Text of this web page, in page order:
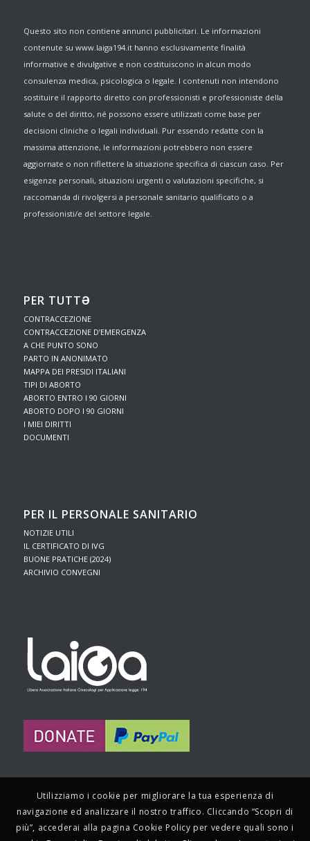
Questo sito non contiene annunci pubblicitari. Le informazioni
contenute su www.laiga194.it hanno esclusivamente finalità
informative e divulgative e non costituiscono in alcun modo
consulenza medica, psicologica o legale. I contenuti non intendono
sostituire il rapporto diretto con professionisti e professioniste della
salute o del diritto, né possono essere utilizzati come base per
decisioni cliniche o legali individuali. Pur essendo redatte con la
massima attenzione, le informazioni potrebbero non essere
aggiornate o non riflettere la situazione specifica di ciascun caso. Per
esigenze personali, situazioni urgenti o valutazioni specifiche, si
raccomanda di rivolgersi a personale sanitario qualificato o a
professionisti/e del settore legale.
PER TUTTƏ
CONTRACCEZIONE
CONTRACCEZIONE D’EMERGENZA
A CHE PUNTO SONO
PARTO IN ANONIMATO
MAPPA DEI PRESIDI ITALIANI
TIPI DI ABORTO
ABORTO ENTRO I 90 GIORNI
ABORTO DOPO I 90 GIORNI
I MIEI DIRITTI
DOCUMENTI
PER IL PERSONALE SANITARIO
NOTIZIE UTILI
IL CERTIFICATO DI IVG
BUONE PRATICHE (2024)
ARCHIVIO CONVEGNI
Utilizziamo i cookie per migliorare la tua esperienza di
navigazione ed analizzare il nostro traffico. Cliccando “Scopri di
più”, accederai alla pagina Cookie Policy per vedere quali sono i